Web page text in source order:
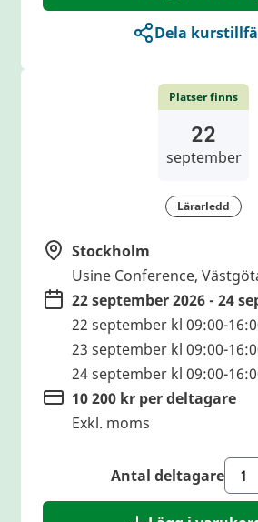
Dela
Platser finns
22
september
Lärarledd
Stockholm
Usine Conference,
22 september 2026 - 24
22 september kl 09:00-
23 september kl 09:00-
24 september kl 09:00-
10 200 kr per deltagare
Exkl. moms
Antal deltagare